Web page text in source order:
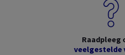
Raadpleeg
veelgestelde